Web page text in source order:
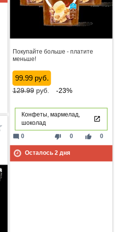
Покупайте больше - платите
меньше!
99.99 руб.
129.99руб. -23%
Конфеты, мармелад,
шоколад
thumb_down 0 thumb_up 0
mode_comment 0
Осталось 2дня